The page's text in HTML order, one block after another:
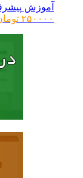
آموزش پیشرفته
۲۵۰۰۰۰ تومان